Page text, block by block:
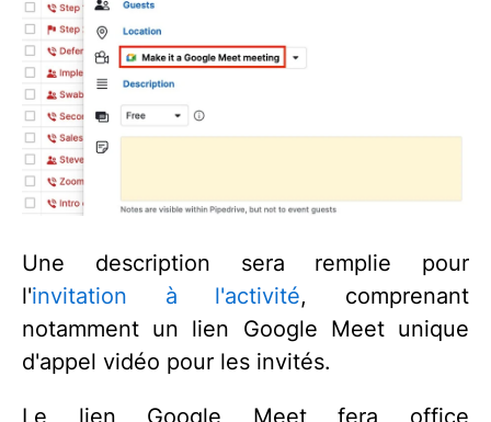
Une description sera remplie pour
l'invitation à l'activité, comprenant
notamment un lien Google Meet unique
d'appel vidéo pour les invités.
Le lien Google Meet fera office